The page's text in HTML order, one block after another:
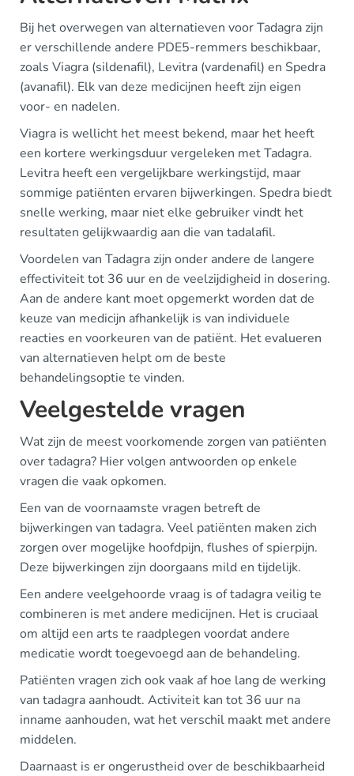
Bij het overwegen van alternatieven voor Tadagra zijn
er verschillende andere PDE5-remmers beschikbaar,
zoals Viagra (sildenafil), Levitra (vardenafil) en Spedra
(avanafil). Elk van deze medicijnen heeft zijn eigen
voor- en nadelen.
Viagra is wellicht het meest bekend, maar het heeft
een kortere werkingsduur vergeleken met Tadagra.
Levitra heeft een vergelijkbare werkingstijd, maar
sommige patiënten ervaren bijwerkingen. Spedra biedt
snelle werking, maar niet elke gebruiker vindt het
resultaten gelijkwaardig aan die van tadalafil.
Voordelen van Tadagra zijn onder andere de langere
effectiviteit tot 36 uur en de veelzijdigheid in dosering.
Aan de andere kant moet opgemerkt worden dat de
keuze van medicijn afhankelijk is van individuele
reacties en voorkeuren van de patiënt. Het evalueren
van alternatieven helpt om de beste
behandelingsoptie te vinden.
Veelgestelde vragen
Wat zijn de meest voorkomende zorgen van patiënten
over tadagra? Hier volgen antwoorden op enkele
vragen die vaak opkomen.
Een van de voornaamste vragen betreft de
bijwerkingen van tadagra. Veel patiënten maken zich
zorgen over mogelijke hoofdpijn, flushes of spierpijn.
Deze bijwerkingen zijn doorgaans mild en tijdelijk.
Een andere veelgehoorde vraag is of tadagra veilig te
combineren is met andere medicijnen. Het is cruciaal
om altijd een arts te raadplegen voordat andere
medicatie wordt toegevoegd aan de behandeling.
Patiënten vragen zich ook vaak af hoe lang de werking
van tadagra aanhoudt. Activiteit kan tot 36 uur na
inname aanhouden, wat het verschil maakt met andere
middelen.
Daarnaast is er ongerustheid over de beschikbaarheid